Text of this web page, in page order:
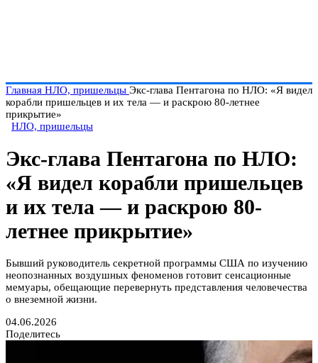
Главная НЛО, пришельцы Экс-глава Пентагона по НЛО: «Я видел
корабли пришельцев и их тела — и раскрою 80-летнее
прикрытие»
НЛО, пришельцы
Экс-глава Пентагона по НЛО:
«Я видел корабли пришельцев
и их тела — и раскрою 80-
летнее прикрытие»
Бывший руководитель секретной программы США по изучению
неопознанных воздушных феноменов готовит сенсационные
мемуары, обещающие перевернуть представления человечества
о внеземной жизни.
04.06.2026
Поделитесь